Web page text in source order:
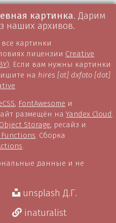
картинка. Дарим
наших архивов.
картинки
лицензии Creative
. Если вам нужны картинки
на hires [at] dxfoto [dot]
, FontAwesome и
размещён наYandex Cloud
Object Storage, ресайз и
. Сборка
данные и не
unsplash Д.Г.
inaturalist